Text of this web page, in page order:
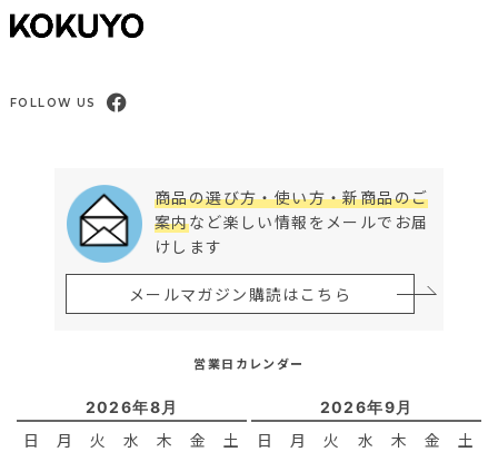
FOLLOW US
商品の選び方・使い方・新商品のご
案内など楽しい情報をメールでお届
けします
メールマガジン購読はこちら
営業日カレンダー
2026年8月
日 月 火 水 木 金 土
2026年9月
日 月 火 水 木 金 土